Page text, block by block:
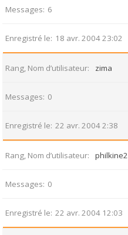
Messages 6
Enregistré le 18 avr. 2004 23:02
Rang, Nom d’utilisateur zima
Messages 0
Enregistré le 22 avr. 2004 2:38
Rang, Nom d’utilisateur philkine2
Messages 0
Enregistré le 22 avr. 2004 12:03